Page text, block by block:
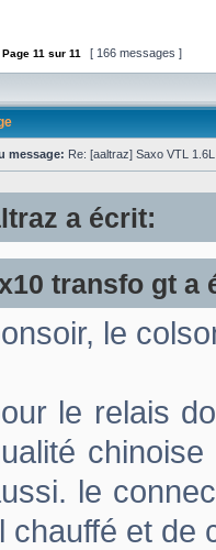
Page 11 sur 11 [ 166 messages ]
message: Re: [aaltraz] Saxo VTL
a écrit:
transfo gt a
le
le relais
le
chauffé et de